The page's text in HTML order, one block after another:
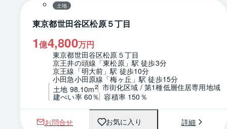
土地
東京都世田谷区松原５丁目
1億4,800万円
東京都世田谷区松原５丁目
京王井の頭線「東松原」駅 徒歩3分
京王線「明大前」駅 徒歩10分
小田急小田原線「梅ヶ丘」駅 徒歩15分
土地 98.10m2 市街化区域 / 第1種低層住居専用地域
建ぺい率 60％ 容積率 150％
お問合せ お気に入り 詳細